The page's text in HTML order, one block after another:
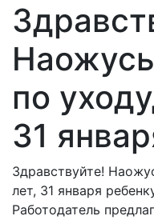
по
31
Здравствуйте!
лет, 31 января
Работодатель